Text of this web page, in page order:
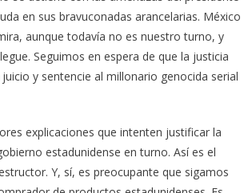
en sus bravuconadas arancelarias. México
aunque todavía no es nuestro turno, y
Seguimos en espera de que la justicia
y sentencie al millonario genocida serial
explicaciones que intenten justificar la
estadunidense en turno. Así es el
Y, sí, es preocupante que sigamos